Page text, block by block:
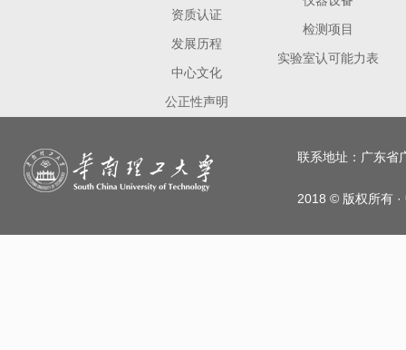
资质认证
发展历程
中心文化
公正性声明
检测项目
实验室认可能力表
联系地址：广东省
2018 © 版权所有 ·